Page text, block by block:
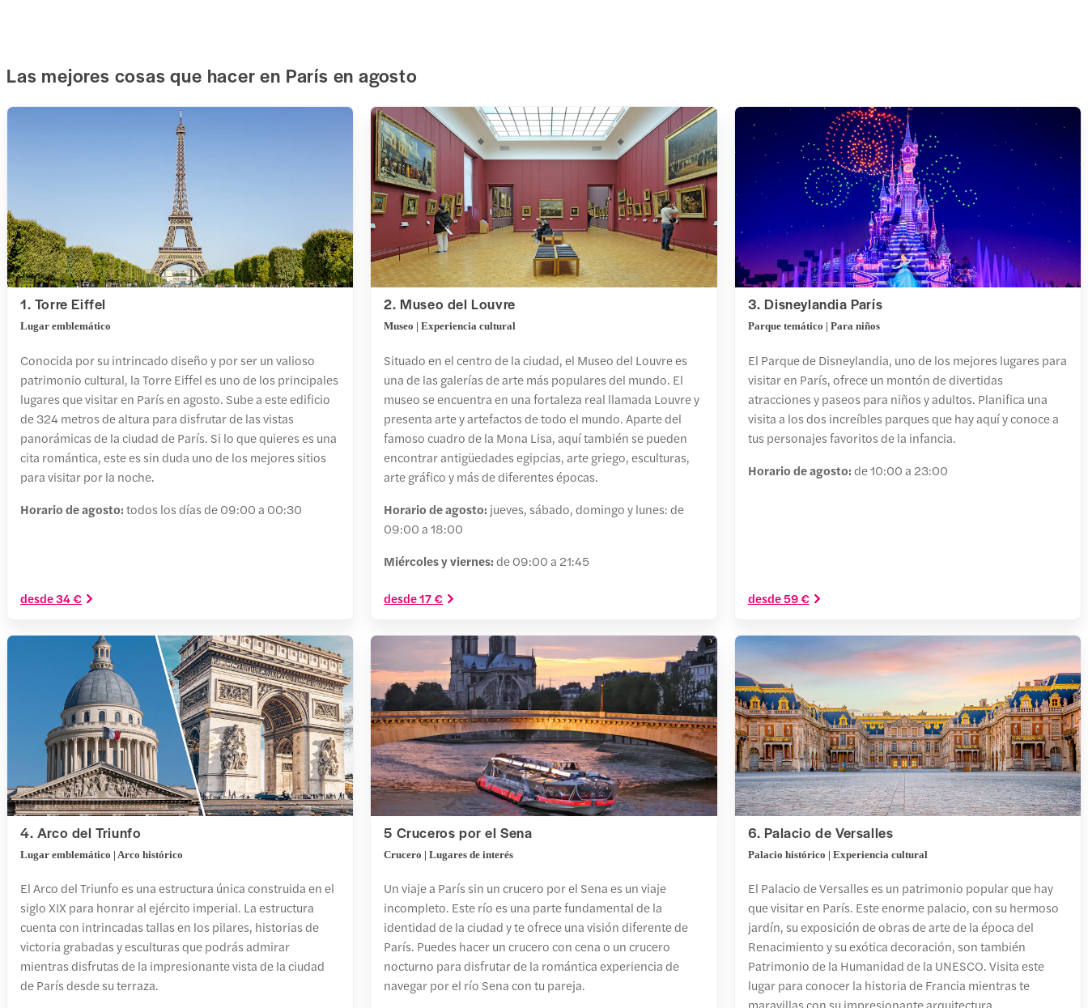
Las mejores cosas que hacer en París en agosto
1. Torre Eiffel
Lugar emblemático
Conocida por su intrincado diseño y por ser un valioso
patrimonio cultural, la Torre Eiffel es uno de los principales
lugares que visitar en París en agosto. Sube a este edificio
de 324 metros de altura para disfrutar de las vistas
panorámicas de la ciudad de París. Si lo que quieres es una
cita romántica, este es sin duda uno de los mejores sitios
para visitar por la noche.
Horario de agosto:todos los días de 09:00 a 00:30
desde 34 €
2. Museo del Louvre
Museo | Experiencia cultural
Situado en el centro de la ciudad, el Museo del Louvre es
una de las galerías de arte más populares del mundo. El
museo se encuentra en una fortaleza real llamada Louvre y
presenta arte y artefactos de todo el mundo. Aparte del
famoso cuadro de la Mona Lisa, aquí también se pueden
encontrar antigüedades egipcias, arte griego, esculturas,
arte gráfico y más de diferentes épocas.
Horario de agosto: jueves, sábado, domingo y lunes: de
09:00 a 18:00
Miércoles y viernes:de 09:00 a 21:45
desde 17 €
3. Disneylandia París
Parque temático | Para niños
El Parque de Disneylandia, uno de los mejores lugares para
visitar en París, ofrece un montón de divertidas
atracciones y paseos para niños y adultos. Planifica una
visita a los dos increíbles parques que hay aquí y conoce a
tus personajes favoritos de la infancia.
Horario de agosto:de 10:00 a 23:00
desde 59 €
4. Arco del Triunfo
Lugar emblemático | Arco histórico
El Arco del Triunfo es una estructura única construida en el
siglo XIX para honrar al ejército imperial. La estructura
cuenta con intrincadas tallas en los pilares, historias de
victoria grabadas y esculturas que podrás admirar
mientras disfrutas de la impresionante vista de la ciudad
de París desde su terraza.
5 Cruceros por el Sena
Crucero | Lugares de interés
Un viaje a París sin un crucero por el Sena es un viaje
incompleto. Este río es una parte fundamental de la
identidad de la ciudad y te ofrece una visión diferente de
París. Puedes hacer un crucero con cena o un crucero
nocturno para disfrutar de la romántica experiencia de
navegar por el río Sena con tu pareja.
6. Palacio de Versalles
Palacio histórico | Experiencia cultural
El Palacio de Versalles es un patrimonio popular que hay
que visitar en París. Este enorme palacio, con su hermoso
jardín, su exposición de obras de arte de la época del
Renacimiento y su exótica decoración, son también
Patrimonio de la Humanidad de la UNESCO. Visita este
lugar para conocer la historia de Francia mientras te
maravillas con su impresionante arquitectura.